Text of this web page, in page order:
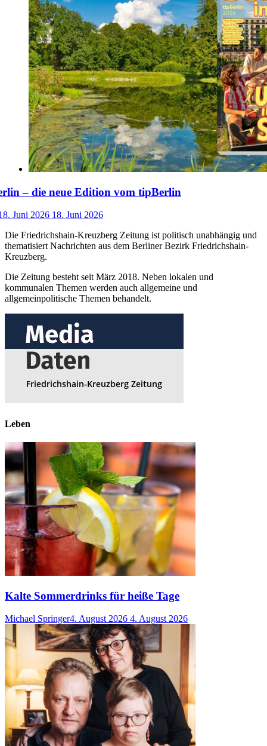
– die neue Edition vom tipBerlin
Juni 2026 18. Juni 2026
Die Friedrichshain-Kreuzberg Zeitung ist politisch unabhängig und
thematisiert Nachrichten aus dem Berliner Bezirk Friedrichshain-
Kreuzberg.
Die Zeitung besteht seit März 2018. Neben lokalen und
kommunalen Themen werden auch allgemeine und
allgemeinpolitische Themen behandelt.
Leben
Kalte Sommerdrinks für heiße Tage
Michael Springer4. August 2026 4. August 2026